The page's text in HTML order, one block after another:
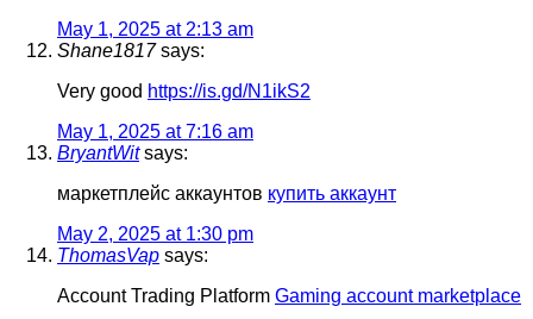
May 1, 2025 at 2:13 am
Shane1817 says:
Very good https://is.gd/N1ikS2
May 1, 2025 at 7:16 am
BryantWit says:
маркетплейс аккаунтов купить аккаунт
May 2, 2025 at 1:30 pm
ThomasVap says:
Account Trading Platform Gaming account marketplace